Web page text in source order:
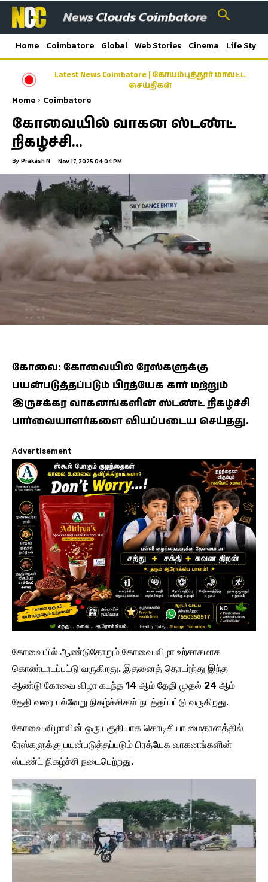
Home Coimbatore Global Web Stories Cinema Life Style
Latest News Coimbatore | கோயம்புத்தூர் மாவட்ட
செய்திகள்
Home Coimbatore
கோவையில் வாகன ஸ்டண்ட்
நிகழ்ச்சி…
By Prakash N Nov 17, 2025 04:04 PM
கோவை: கோவையில் ரேஸ்களுக்கு
பயன்படுத்தப்படும் பிரத்யேக கார் மற்றும்
இருசக்கர வாகனங்களின் ஸ்டண்ட் நிகழ்ச்சி
பார்வையாளர்களை வியப்படைய செய்தது.
Advertisement
கோவையில் ஆண்டுதோறும் கோவை விழா உற்சாகமாக
கொண்டாடப்பட்டு வருகிறது. இதனைத் தொடர்ந்து இந்த
ஆண்டு கோவை விழா கடந்த 14 ஆம் தேதி முதல் 24 ஆம்
தேதி வரை பல்வேறு நிகழ்ச்சிகள் நடத்தப்பட்டு வருகிறது.
கோவை விழாவின் ஒரு பகுதியாக கொடிசியா மைதானத்தில்
ரேஸ்களுக்கு பயன்படுத்தப்படும் பிரத்யேக வாகனங்களின்
ஸ்டண்ட் நிகழ்ச்சி நடைபெற்றது.